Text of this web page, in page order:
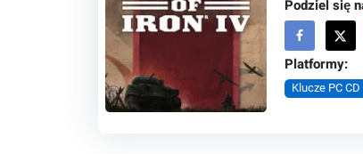
Podziel się
Platformy:
Klucze PC CD